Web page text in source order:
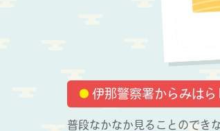
伊那警察署からみはら
普段なかなか見ることのでき